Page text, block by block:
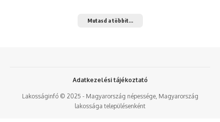
Mutasd a többit...
Lakosságinfó © 2025 - Magyarország népessége, Magyarország
lakossága településenként
Adatkezelési tájékoztató